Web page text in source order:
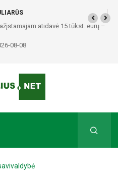
prašo pagalbos: paviešino du vyrus,
08-08